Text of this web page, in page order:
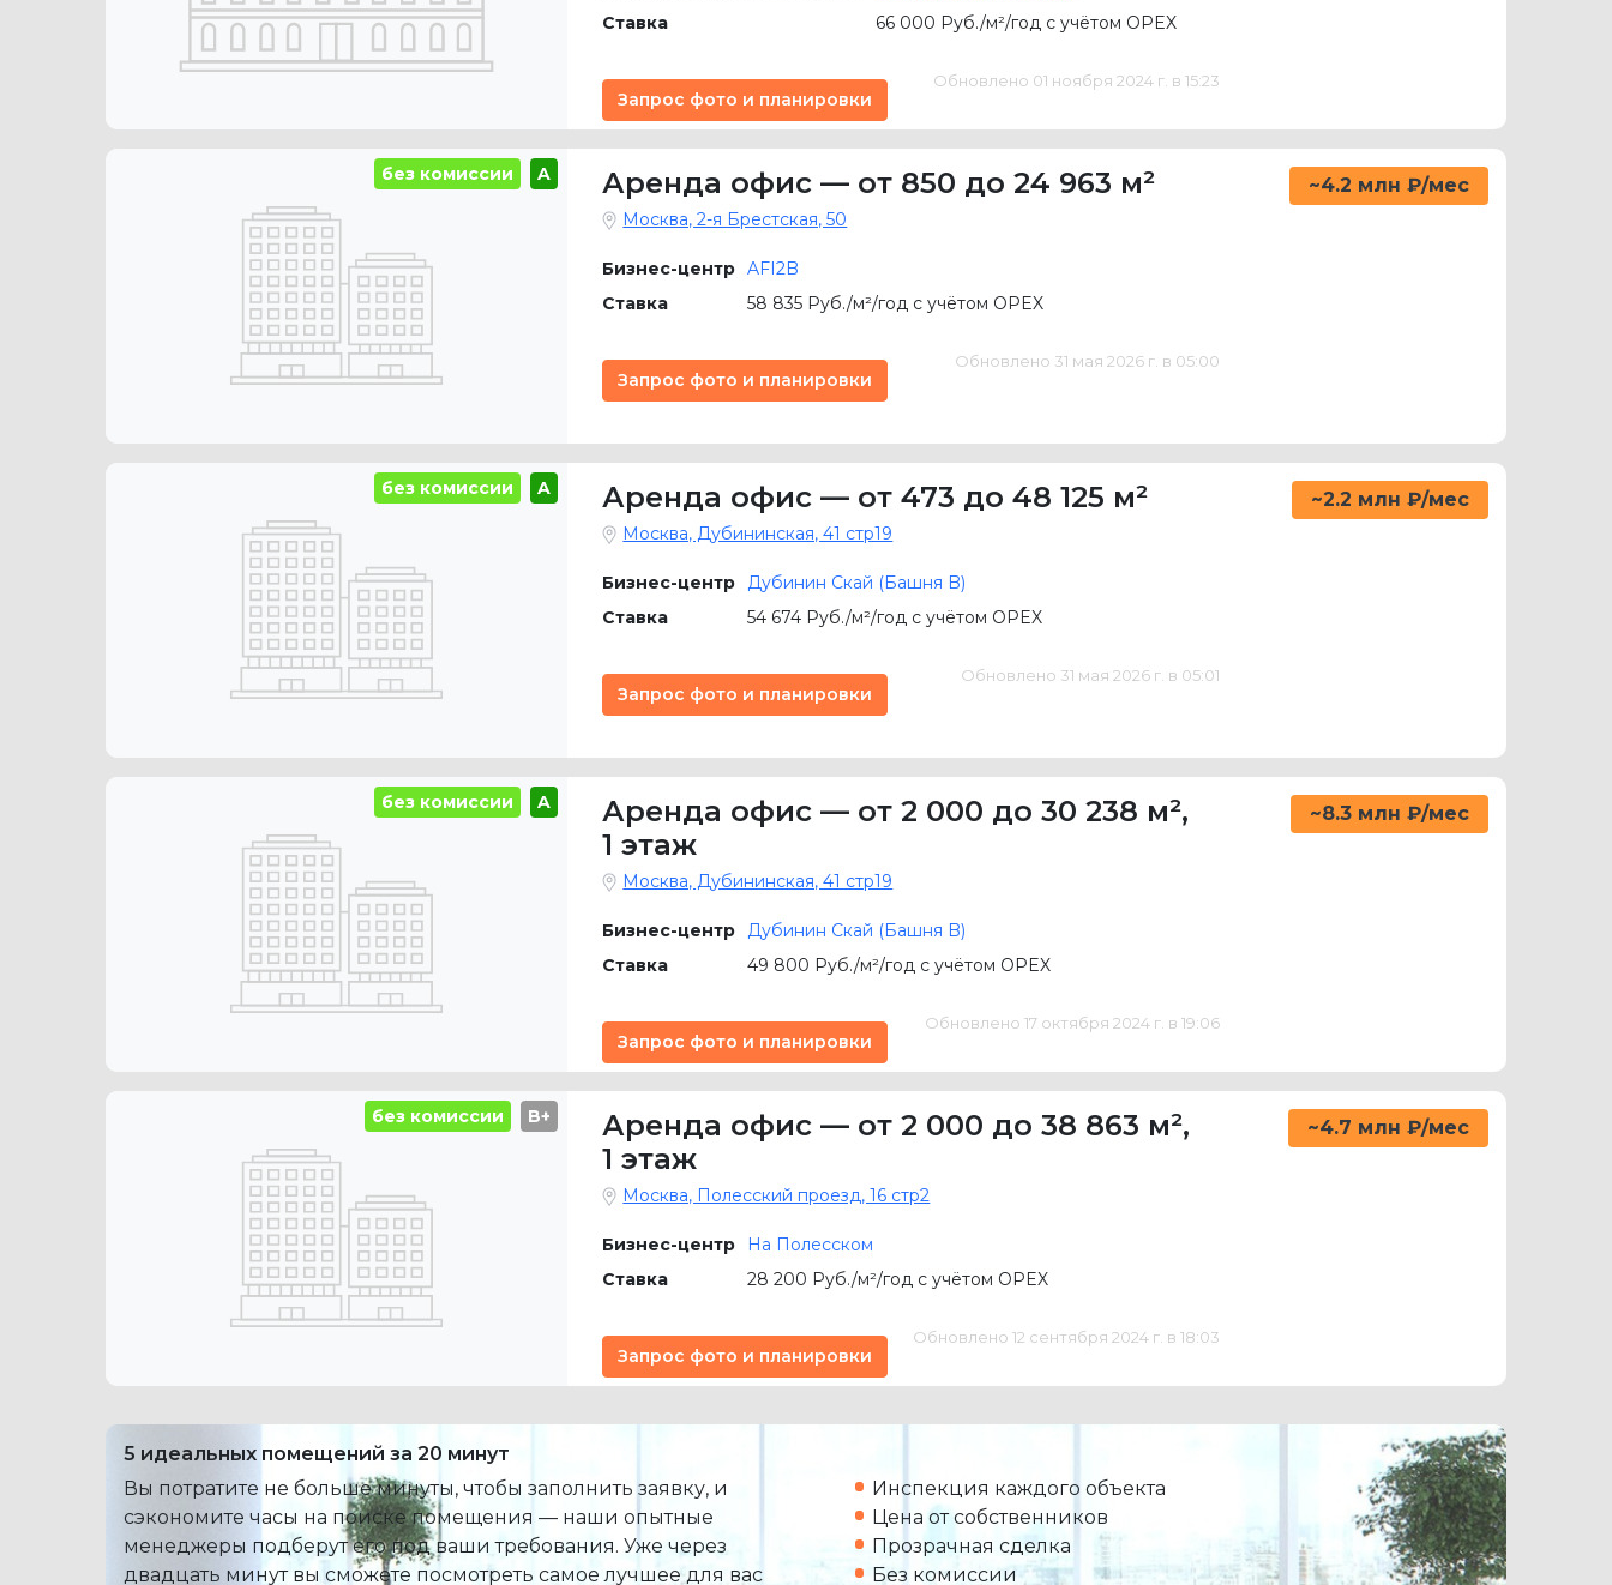
Ставка
66 000 Руб./м²/год с учётом OPEX
Запрос фото и планировки
Обновлено 01 ноября 2024 г. в 15:23
без комиссии A Аренда офис — от 850 до 24 963 м² ~4.2 млн ₽/мес
Москва, 2-я Брестская, 50
Бизнес-центр AFI2B
Ставка
58 835 Руб./м²/год с учётом OPEX
Запрос фото и планировки
Обновлено 31 мая 2026 г. в 05:00
без комиссии A Аренда офис — от 473 до 48 125 м² ~2.2 млн ₽/мес
Москва, Дубининская, 41 стр19
Бизнес-центр
Дубинин Скай (Башня B)
Ставка
54 674 Руб./м²/год с учётом OPEX
Запрос фото и планировки
Обновлено 31 мая 2026 г. в 05:01
без комиссии A Аренда офис — от 2 000 до 30 238 м²,
1 этаж
~8.3 млн ₽/мес
Москва, Дубининская, 41 стр19
Бизнес-центр
Дубинин Скай (Башня B)
Ставка
49 800 Руб./м²/год с учётом OPEX
Запрос фото и планировки
Обновлено 17 октября 2024 г. в 19:06
без комиссии B+ Аренда офис — от 2 000 до 38 863 м²,
1 этаж
~4.7 млн ₽/мес
Москва, Полесский проезд, 16 стр2
Бизнес-центр
На Полесском
Ставка
28 200 Руб./м²/год с учётом OPEX
Запрос фото и планировки
Обновлено 12 сентября 2024 г. в 18:03
5 идеальных помещений за 20 минут
Вы потратите не больше минуты, чтобы заполнить заявку, и
сэкономите часы на поиске помещения — наши опытные
менеджеры подберут его под ваши требования. Уже через
двадцать минут вы сможете посмотреть самое лучшее для вас
Инспекция каждого объекта
Цена от собственников
Прозрачная сделка
Без комиссии